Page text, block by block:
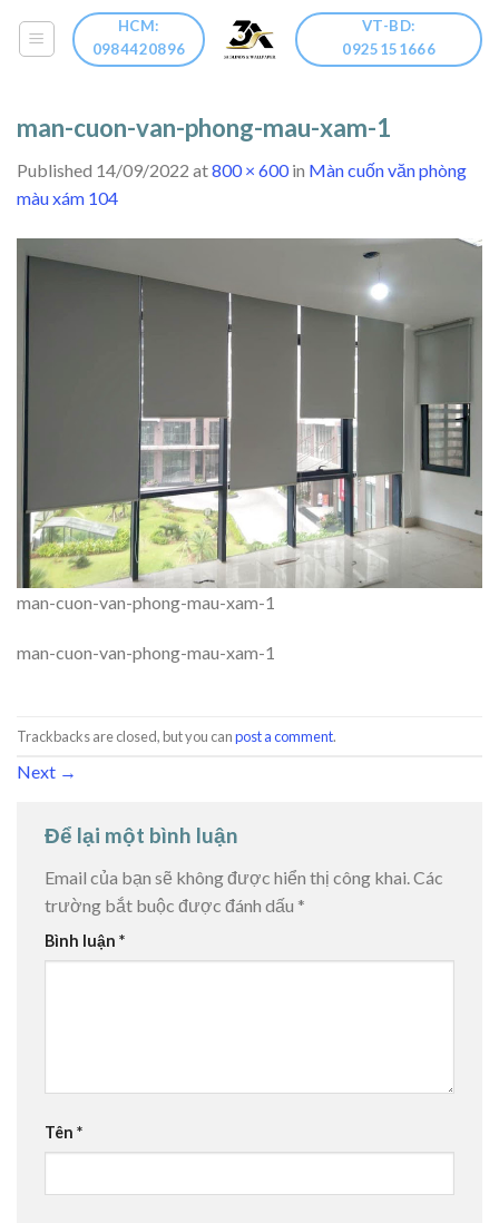
HCM:
0984420896
VT-BD:
0925151666
man-cuon-van-phong-mau-xam-1
Published 14/09/2022 at800 × 600in Màn cuốn văn phòng
màu xám 104
man-cuon-van-phong-mau-xam-1
man-cuon-van-phong-mau-xam-1
Trackbacks are closed, but you canpost a comment.
Next →
Để lại một bình luận
Email của bạn sẽ không được hiển thị công khai.Các
trường bắt buộc được đánh dấu *
Bình luận *
Tên *